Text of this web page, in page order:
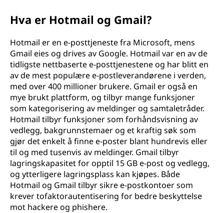
Hva er Hotmail og Gmail?
Hotmail er en e-posttjeneste fra Microsoft, mens
Gmail eies og drives av Google. Hotmail var en av de
tidligste nettbaserte e-posttjenestene og har blitt en
av de mest populære e-postleverandørene i verden,
med over 400 millioner brukere. Gmail er også en
mye brukt plattform, og tilbyr mange funksjoner
som kategorisering av meldinger og samtaletråder.
Hotmail tilbyr funksjoner som forhåndsvisning av
vedlegg, bakgrunnstemaer og et kraftig søk som
gjør det enkelt å finne e-poster blant hundrevis eller
til og med tusenvis av meldinger. Gmail tilbyr
lagringskapasitet for opptil 15 GB e-post og vedlegg,
og ytterligere lagringsplass kan kjøpes. Både
Hotmail og Gmail tilbyr sikre e-postkontoer som
krever tofaktorautentisering for bedre beskyttelse
mot hackere og phishere.